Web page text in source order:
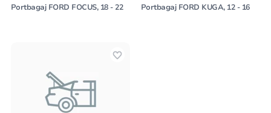
Portbagaj FORD FOCUS, 18 - 22 Portbagaj FORD KUGA, 12 - 16